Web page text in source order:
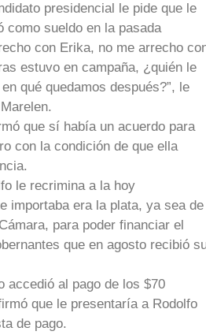
presidencial le pide que le
como sueldo en la pasada
con Erika, no me arrecho
estuvo en campaña, ¿quién le
qué quedamos después?”, le
que sí había un acuerdo para
con la condición de que ella
le recrimina a la hoy
importaba era la plata, ya sea de
para poder financiar el
que en agosto recibió
accedió al pago de los $70
que le presentaría a Rodolfo
de pago.